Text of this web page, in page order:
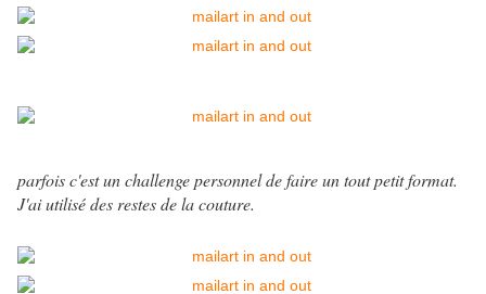
parfois c'est un challenge personnel de faire un tout petit format.
J'ai utilisé des restes de la couture.